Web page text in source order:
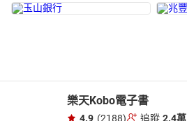
樂天Kobo電子書
4.9 (2188) 追蹤 2.4萬